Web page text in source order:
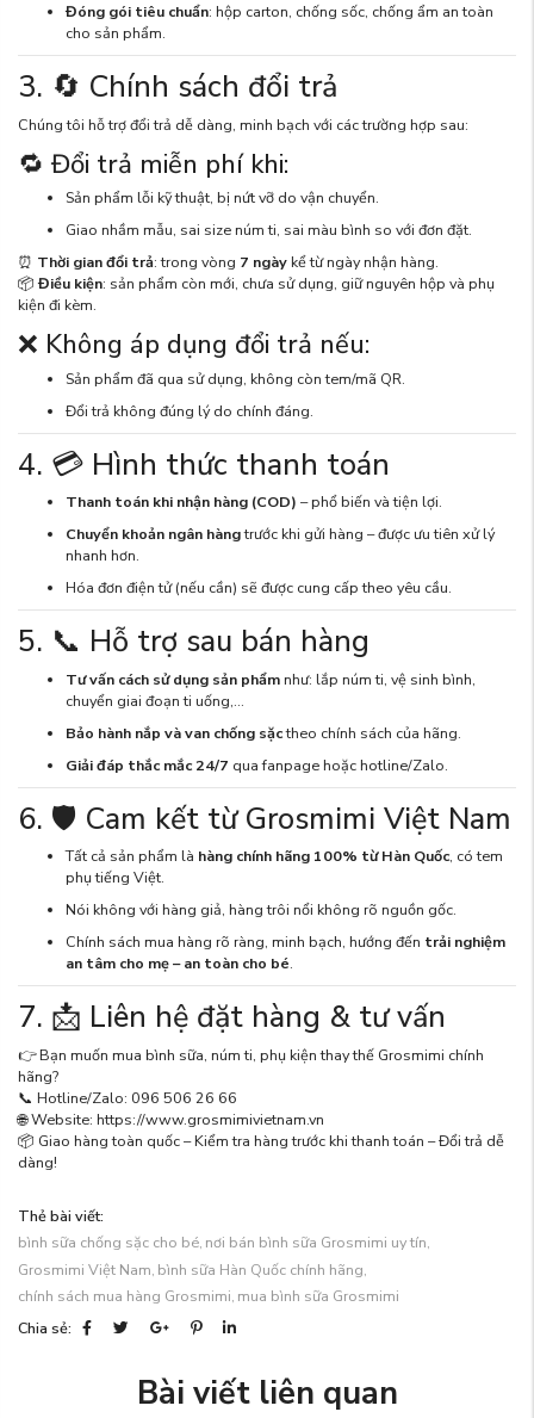
Đóng gói tiêu chuẩn: hộp carton, chống sốc, chống ẩm an toàn
cho sản phẩm.
3. 🔄 Chính sách đổi trả
Chúng tôi hỗ trợ đổi trả dễ dàng, minh bạch với các trường hợp sau:
🔁 Đổi trả miễn phí khi:
Sản phẩm lỗi kỹ thuật, bị nứt vỡ do vận chuyển.
Giao nhầm mẫu, sai size núm ti, sai màu bình so với đơn đặt.
⏰ Thời gian đổi trả: trong vòng 7 ngàykể từ ngày nhận hàng.
📦Điều kiện: sản phẩm còn mới, chưa sử dụng, giữ nguyên hộp và phụ
kiện đi kèm.
❌ Không áp dụng đổi trả nếu:
Sản phẩm đã qua sử dụng, không còn tem/mã QR.
Đổi trả không đúng lý do chính đáng.
4. 💳 Hình thức thanh toán
Thanh toán khi nhận hàng (COD) – phổ biến và tiện lợi.
Chuyển khoản ngân hàngtrước khi gửi hàng – được ưu tiên xử lý
nhanh hơn.
Hóa đơn điện tử (nếu cần) sẽ được cung cấp theo yêu cầu.
5. 📞 Hỗ trợ sau bán hàng
Tư vấn cách sử dụng sản phẩmnhư: lắp núm ti, vệ sinh bình,
chuyển giai đoạn ti uống,...
Bảo hành nắp và van chống sặctheo chính sách của hãng.
Giải đáp thắc mắc 24/7 qua fanpage hoặc hotline/Zalo.
6. 🛡 Cam kết từ Grosmimi Việt Nam
Tất cả sản phẩm là hàng chính hãng 100% từ Hàn Quốc, có tem
phụ tiếng Việt.
Nói không với hàng giả, hàng trôi nổi không rõ nguồn gốc.
Chính sách mua hàng rõ ràng, minh bạch, hướng đến trải nghiệm
an tâm cho mẹ – an toàn cho bé.
7. 📩 Liên hệ đặt hàng & tư vấn
👉 Bạn muốn mua bình sữa, núm ti, phụ kiện thay thế Grosmimi chính
hãng?
📞 Hotline/Zalo: 096 506 26 66
🌐 Website: https://www.grosmimivietnam.vn
📦 Giao hàng toàn quốc – Kiểm tra hàng trước khi thanh toán – Đổi trả dễ
dàng!
Thẻ bài viết:
bình sữa chống sặc cho bé, nơi bán bình sữa Grosmimi uy tín,
Grosmimi Việt Nam, bình sữa Hàn Quốc chính hãng,
chính sách mua hàng Grosmimi, mua bình sữa Grosmimi
Chia sẻ:
Bài viết liên quan